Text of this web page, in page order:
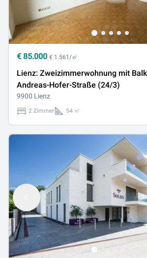
€ 85.000 € 1.561/㎡
Lienz: Zweizimmerwohnung mit
Andreas-Hofer-Straße (24/3)
9900 Lienz
2 Zimmer 54 ㎡